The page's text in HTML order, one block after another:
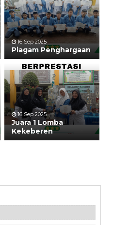
16 Sep 2025
Piagam Penghargaan
16 Sep 2025
Juara 1 Lomba
Kekeberen